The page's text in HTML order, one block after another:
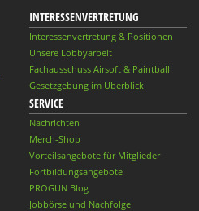
INTERESSENVERTRETUNG
Interessenvertretung & Positionen
Unsere Lobbyarbeit
Fachausschuss Airsoft & Paintball
Gesetzgebung im Überblick
SERVICE
Nachrichten
Merch-Shop
Vorteilsangebote für Mitglieder
Fortbildungsangebote
PROGUN Blog
Jobbörse und Nachfolge